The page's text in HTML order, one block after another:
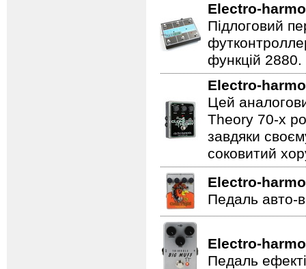
Electro-
Підлоговий
функцій 2880.
Electro-
Цей
Theory 70-х
завдяки
соковитий
Electro-
Педаль авто-
Electro-
Педаль